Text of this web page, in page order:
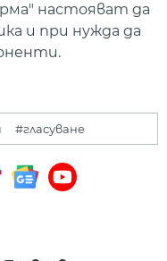
настояват да
и при нужда да
#гласуване